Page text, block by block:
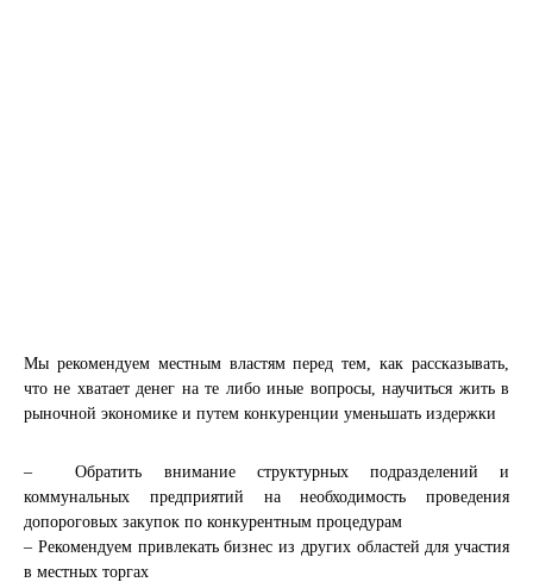
Мы рекомендуем местным властям перед тем, как рассказывать,
что не хватает денег на те либо иные вопросы, научиться жить в
рыночной экономике и путем конкуренции уменьшать издержки
– Обратить внимание структурных подразделений и
коммунальных предприятий на необходимость проведения
допороговых закупок по конкурентным процедурам
– Рекомендуем привлекать бизнес из других областей для участия
в местных торгах